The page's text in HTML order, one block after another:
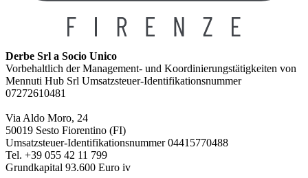
Derbe Srl a Socio Unico
Vorbehaltlich der Management- und Koordinierungstätigkeiten von
Mennuti Hub Srl Umsatzsteuer-Identifikationsnummer
07272610481
Via Aldo Moro, 24
50019 Sesto Fiorentino (FI)
Umsatzsteuer-Identifikationsnummer 04415770488
Tel. +39 055 42 11 799
Grundkapital 93.600 Euro iv